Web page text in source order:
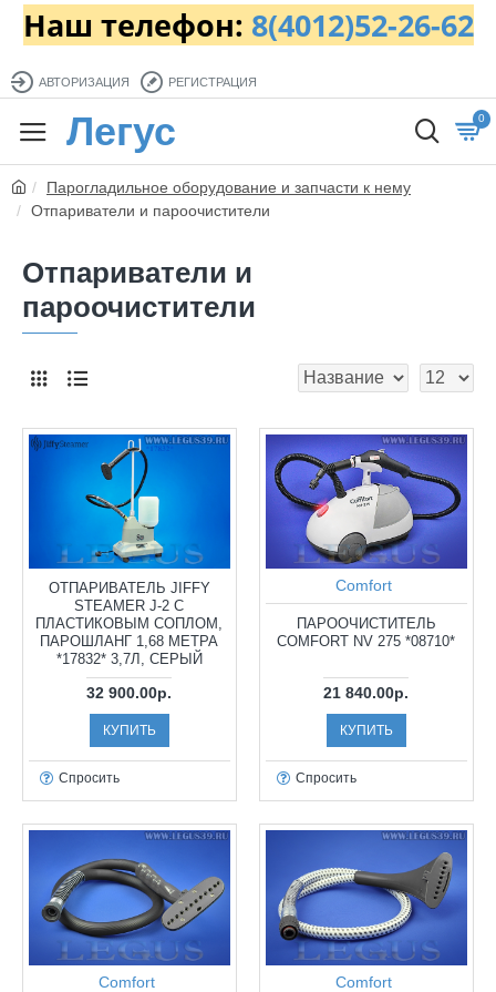
Наш телефон: 8(4012)52-26-62
АВТОРИЗАЦИЯ РЕГИСТРАЦИЯ
Легус 0
Парогладильное оборудование и запчасти к нему
Отпариватели и пароочистители
Отпариватели и
пароочистители
ОТПАРИВАТЕЛЬ JIFFY
STEAMER J-2 С
ПЛАСТИКОВЫМ СОПЛОМ,
ПАРОШЛАНГ 1,68 МЕТРА
*17832* 3,7Л, СЕРЫЙ
32 900.00р.
КУПИТЬ
Спросить
Comfort
ПАРООЧИСТИТЕЛЬ
COMFORT NV 275 *08710*
21 840.00р.
КУПИТЬ
Спросить
Comfort Comfort